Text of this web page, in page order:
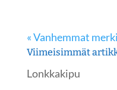
« Vanhemmat
Viimeisimmät
Lonkkakipu